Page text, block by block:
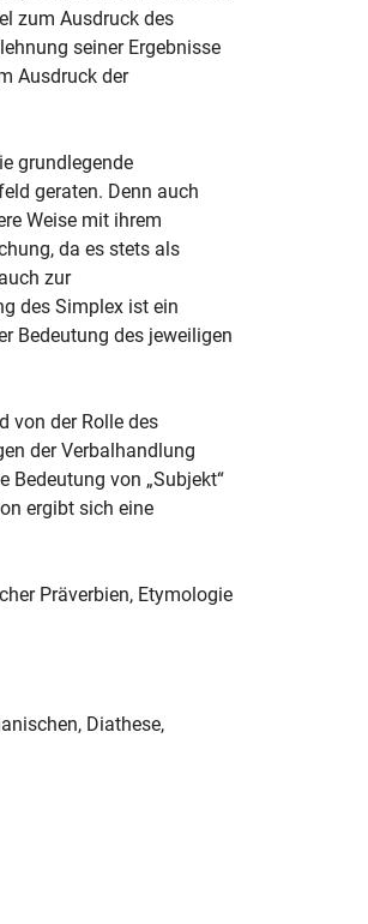
zum Ausdruck des
seiner Ergebnisse
Ausdruck der
grundlegende
geraten. Denn auch
Weise mit ihrem
da es stets als
zur
des Simplex ist ein
Bedeutung des jeweiligen
von der Rolle des
der Verbalhandlung
Bedeutung von „Subjekt“
ergibt sich eine
Präverbien, Etymologie
Diathese,